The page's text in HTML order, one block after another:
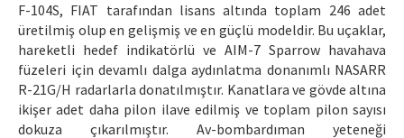
F-104S, FIAT tarafından lisans altında toplam 246 adet
üretilmiş olup en gelişmiş ve en güçlü modeldir. Bu uçaklar,
hareketli hedef indikatörlü ve AIM-7 Sparrow havahava
füzeleri için devamlı dalga aydınlatma donanımlı NASARR
R-21G/H radarlarla donatılmıştır. Kanatlara ve gövde altına
ikişer adet daha pilon ilave edilmiş ve toplam pilon sayısı
dokuza çıkarılmıştır. Av-bombardıman yeteneği